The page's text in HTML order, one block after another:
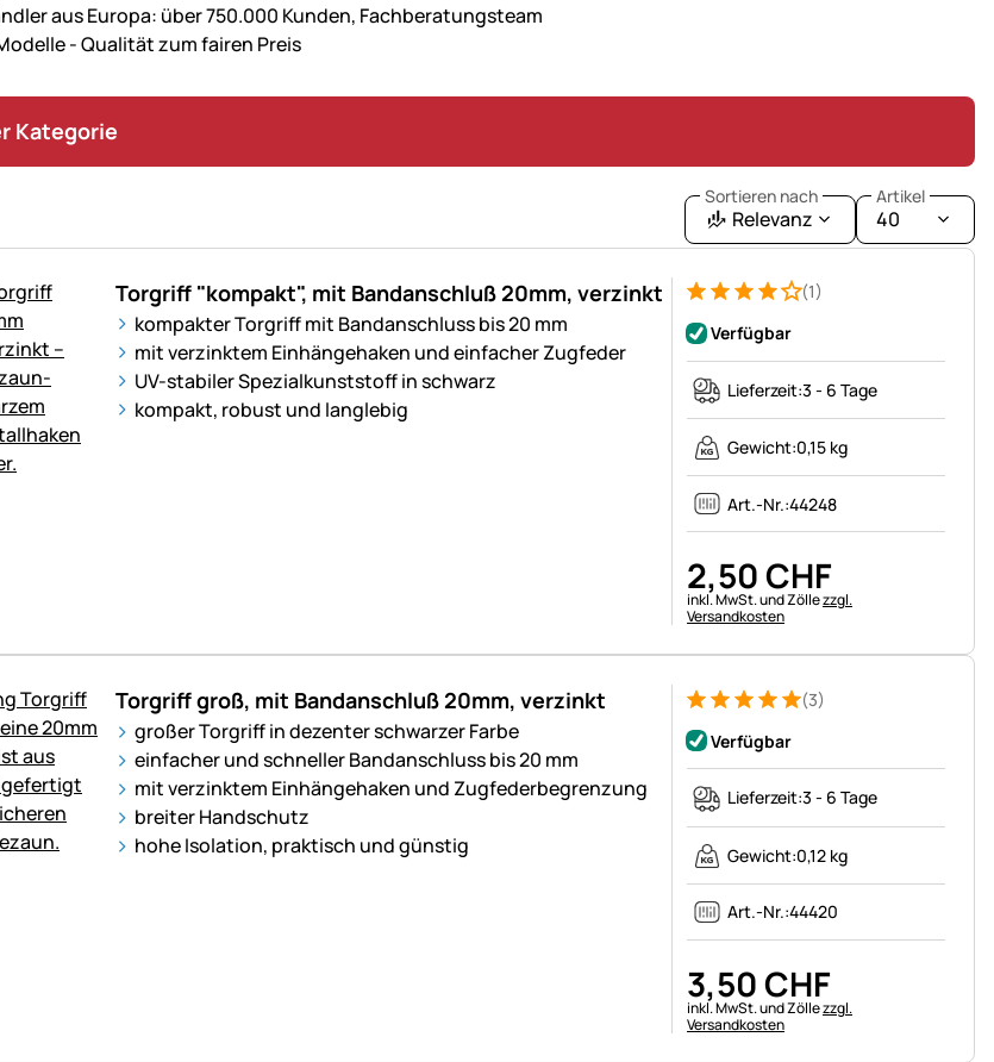
aus Europa: über 750.000 Kunden, Fachberatungsteam
- Qualität zum fairen Preis
Kategorie
Sortieren nach
Relevanz
Artikel
40
Torgriff "kompakt", mit Bandanschluß 20mm, verzinkt
kompakter Torgriff mit Bandanschluss bis 20 mm
mit verzinktem Einhängehaken und einfacher Zugfeder
UV-stabiler Spezialkunststoff in schwarz
kompakt, robust und langlebig
Bewertung: 4 von 5 (1 Bewertungen)
1 Bewertung
(1)
Verfügbar
Lieferzeit:3 - 6 Tage
Gewicht:0,15 kg
Art.-Nr.:44248
2,50CHF
Steuerhinweis:
inkl. MwSt. und Zöllezzgl.
Versandkosten
Torgriff groß, mit Bandanschluß 20mm, verzinkt
großer Torgriff in dezenter schwarzer Farbe
einfacher und schneller Bandanschluss bis 20 mm
mit verzinktem Einhängehaken und Zugfederbegrenzung
breiter Handschutz
hohe Isolation, praktisch und günstig
Bewertung: 5 von 5 (3 Bewertungen)
3 Bewertungen (3)
Verfügbar
Lieferzeit:3 - 6 Tage
Gewicht:0,12 kg
Art.-Nr.:44420
3,50CHF
Steuerhinweis:
inkl. MwSt. und Zöllezzgl.
Versandkosten